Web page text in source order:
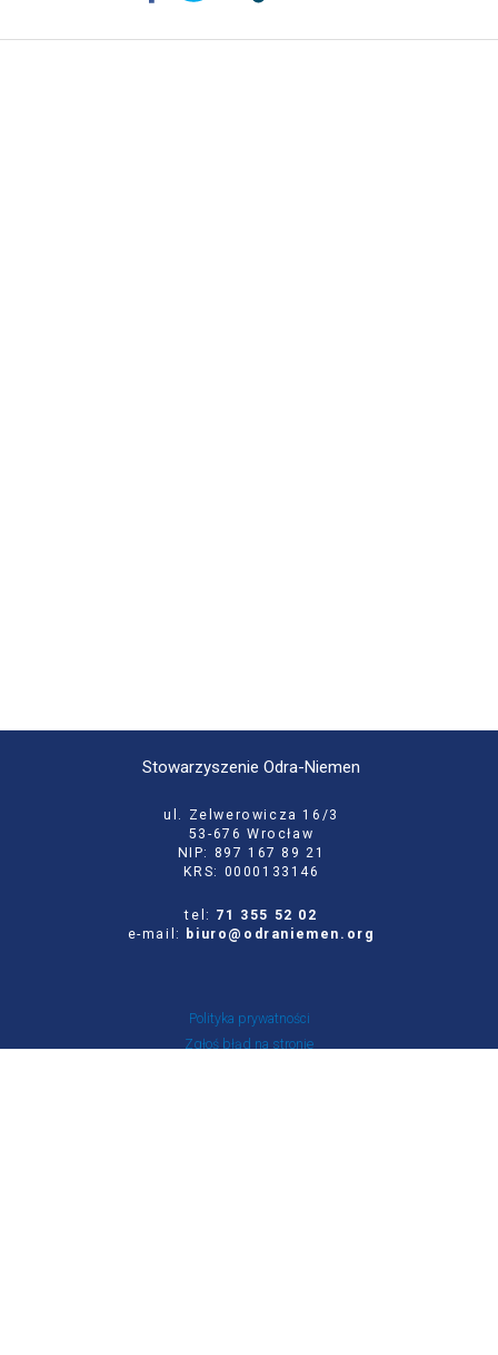
Stowarzyszenie Odra-Niemen
ul. Zelwerowicza 16/3
53-676 Wrocław
NIP: 897 167 89 21
KRS: 0000133146
tel: 71 355 52 02
e-mail:
biuro@odraniemen.org
Polityka prywatności
Zgłoś błąd na stronie